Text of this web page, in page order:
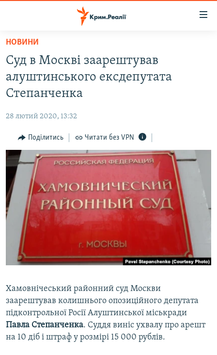
Перейти
основного
матеріалу
Перейти
до
основної
Перейти
до
пошуку
ВОДА.КРИМ
ВІДЕО ТА ФОТО
БЛОГИ
ПОГЛЯД
ІНТЕРВ'Ю
ВСЕ ЗА ДЕНЬ
СПЕЦПРОЕКТИ
ДЕПОРТАЦІЯ
ВІДЕОУРОКИ «ELIFBE»
СВІДЧЕННЯ ОКУПАЦІЇ
УКРАЇНСЬКА ПРОБЛЕМА КРИМУ
ЯК ОБІЙТИ БЛОКУВАННЯ
Русский
Qırımtatar
Усі сайти RFE/RL
НОВИНИ
Суд в Москві заарештував
алуштинського ексдепутата
Степанченка
28 лютий 2020, 13:32
Поділитись Читати без VPN
Хамовнічеський районний суд Москви
заарештував колишнього опозиційного депутата
підконтрольної Росії Алуштинської міськради
Павла Степанченка. Суддя виніс ухвалу про арешт
на 10 діб і штраф у розмірі 15 000 рублів.